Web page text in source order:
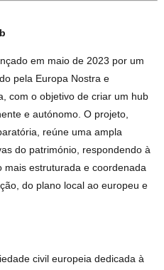
em maio de 2023 por um
pela Europa Nostra e
com o objetivo de criar um hub
e autónomo. O projeto,
reúne uma ampla
do património, respondendo à
mais estruturada e coordenada
do plano local ao europeu e
civil europeia dedicada à